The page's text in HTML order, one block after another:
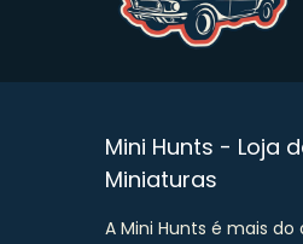
Mini Hunts - Loja
Miniaturas
A Mini Hunts é mais